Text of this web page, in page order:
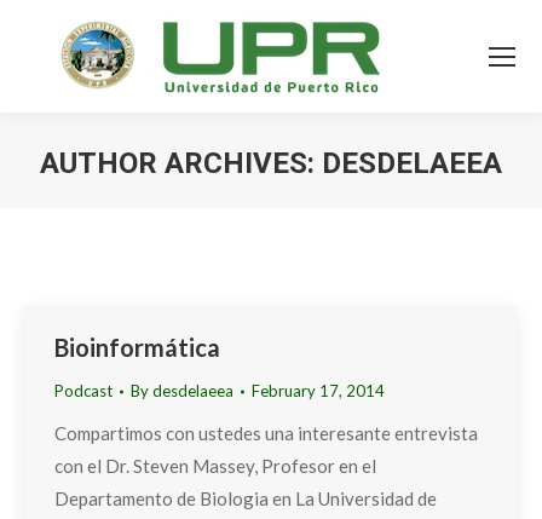
AUTHOR ARCHIVES: DESDELAEEA
Bioinformática
Podcast Bydesdelaeea February 17, 2014
Compartimos con ustedes una interesante entrevista
con el Dr. Steven Massey, Profesor en el
Departamento de Biologia en La Universidad de